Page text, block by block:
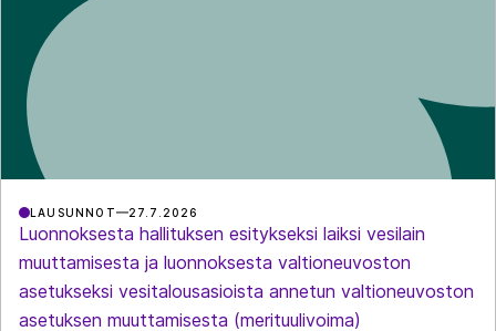
LAUSUNNOT 27.7.2026
Luonnoksesta hallituksen esitykseksi laiksi vesilain
muuttamisesta ja luonnoksesta valtioneuvoston
asetukseksi vesitalousasioista annetun valtioneuvoston
asetuksen muuttamisesta (merituulivoima)